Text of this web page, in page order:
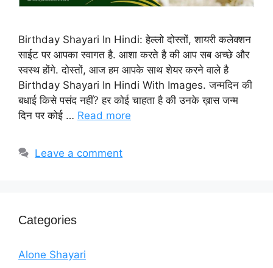
Birthday Shayari In Hindi: हेल्लो दोस्तों, शायरी कलेक्शन
साईट पर आपका स्वागत है. आशा करते है की आप सब अच्छे और
स्वस्थ होंगे. दोस्तों, आज हम आपके साथ शेयर करने वाले है
Birthday Shayari In Hindi With Images. जन्मदिन की
बधाई किसे पसंद नहीं? हर कोई चाहता है की उनके ख़ास जन्म
दिन पर कोई … Read more
Leave a comment
Categories
Alone Shayari